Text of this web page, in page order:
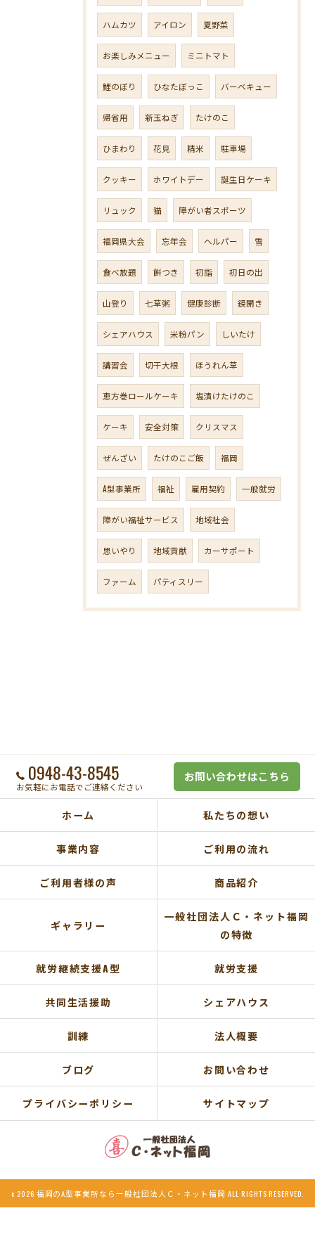
ハムカツ アイロン 夏野菜
お楽しみメニュー ミニトマト
鯉のぼり ひなたぼっこ バーベキュー
帰省用 新玉ねぎ たけのこ
ひまわり 花見 精米 駐車場
クッキー ホワイトデー 誕生日ケーキ
リュック 猫 障がい者スポーツ
福岡県大会 忘年会 ヘルパー 雪
食べ放題 餅つき 初詣 初日の出
山登り 七草粥 健康診断 鏡開き
シェアハウス 米粉パン しいたけ
講習会 切干大根 ほうれん草
恵方巻ロールケーキ 塩漬けたけのこ
ケーキ 安全対策 クリスマス
ぜんざい たけのこご飯 福岡
A型事業所 福祉 雇用契約 一般就労
障がい福祉サービス 地域社会
思いやり 地域貢献 カーサポート
ファーム パティスリー
0948-43-8545
お気軽にお電話でご連絡ください
お問い合わせはこちら
ホーム 私たちの想い
事業内容 ご利用の流れ
ご利用者様の声 商品紹介
ギャラリー
一般社団法人Ｃ・ネット福岡
の特徴
就労継続支援A型 就労支援
共同生活援助 シェアハウス
訓練 法人概要
ブログ お問い合わせ
プライバシーポリシー サイトマップ
c 2026 福岡のA型事業所なら一般社団法人Ｃ・ネット福岡 ALL RIGHTS RESERVED.